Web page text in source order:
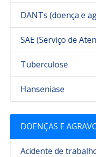
DANTs (doença e
SAE (Serviço de
Tuberculose
Hanseniase
DOENÇAS E
Acidente de